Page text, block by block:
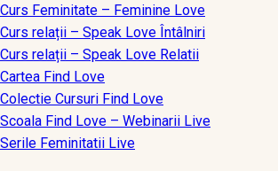
Curs Feminitate – Feminine Love
Curs relații – Speak Love Întâlniri
Curs relații – Speak Love Relatii
Cartea Find Love
Colectie Cursuri Find Love
Scoala Find Love – Webinarii Live
Serile Feminitatii Live